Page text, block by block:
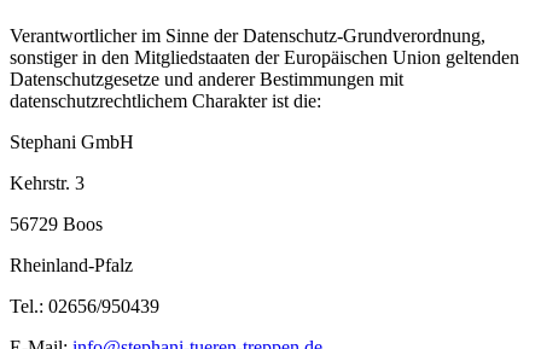
Verantwortlicher im Sinne der Datenschutz-Grundverordnung,
sonstiger in den Mitgliedstaaten der Europäischen Union geltenden
Datenschutzgesetze und anderer Bestimmungen mit
datenschutzrechtlichem Charakter ist die:
Stephani GmbH
Kehrstr. 3
56729 Boos
Rheinland-Pfalz
Tel.: 02656/950439